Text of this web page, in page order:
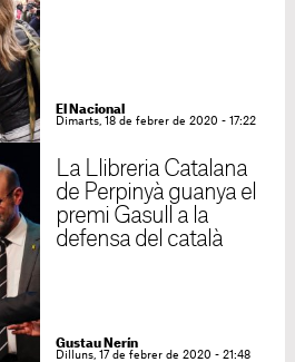
El Nacional
Dimarts, 18 de febrer de 2020 - 17:22
La Llibreria Catalana
de Perpinyà guanya el
premi Gasull a la
defensa del català
Gustau Nerín
Dilluns, 17 de febrer de 2020 - 21:48